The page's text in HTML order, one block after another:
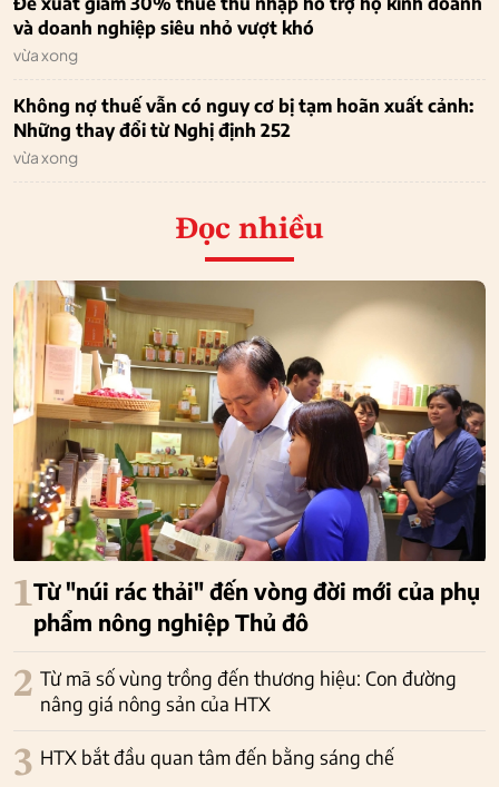
và doanh nghiệp siêu nhỏ vượt khó
vừa xong
Không nợ thuế vẫn có nguy cơ bị tạm hoãn xuất cảnh:
Những thay đổi từ Nghị định 252
vừa xong
Đọc nhiều
1Từ "núi rác thải" đến vòng đời mới của phụ
phẩm nông nghiệp Thủ đô
2 Từ mã số vùng trồng đến thương hiệu: Con đường
nâng giá nông sản của HTX
3 HTX bắt đầu quan tâm đến bằng sáng chế